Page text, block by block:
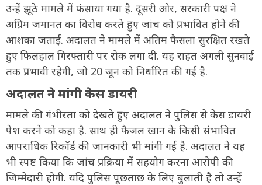
उन्हें झूठे मामले में फंसाया गया है. दूसरी ओर, सरकारी पक्ष ने
अग्रिम जमानत का विरोध करते हुए जांच को प्रभावित होने की
आशंका जताई. अदालत ने मामले में अंतिम फैसला सुरक्षित रखते
हुए फिलहाल गिरफ्तारी पर रोक लगा दी. यह राहत अगली सुनवाई
तक प्रभावी रहेगी, जो 20 जून को निर्धारित की गई है.
अदालत ने मांगी केस डायरी
मामले की गंभीरता को देखते हुए अदालत ने पुलिस से केस डायरी
पेश करने को कहा है. साथ ही फैजल खान के किसी संभावित
आपराधिक रिकॉर्ड की जानकारी भी मांगी गई है. अदालत ने यह
भी स्पष्ट किया कि जांच प्रक्रिया में सहयोग करना आरोपी की
जिम्मेदारी होगी. यदि पुलिस पूछताछ के लिए बुलाती है तो उन्हें